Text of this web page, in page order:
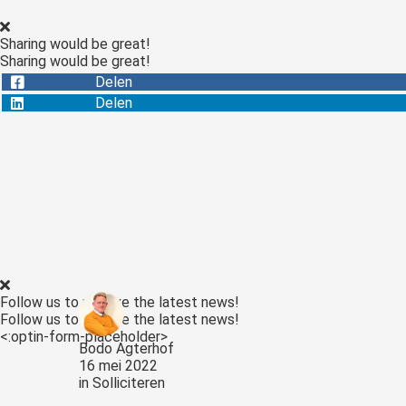
Sharing would be great!
Sharing would be great!
Delen
Delen
Follow us to receive the latest news!
Follow us to receive the latest news!
<:optin-form-placeholder>
Bodo Agterhof
16 mei 2022
in Solliciteren